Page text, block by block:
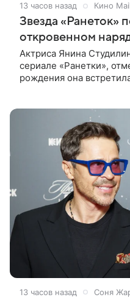
13 часов назад Кино Mail
Звезда «Ранеток»
откровенном
Актриса Янина
сериале «Ранетки»,
рождения она
13 часов назад Соня